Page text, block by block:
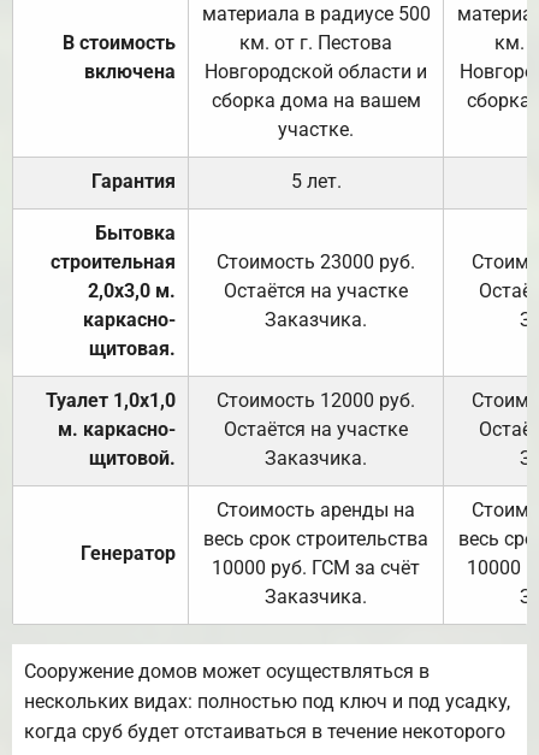
В стоимость
включена
материала в радиусе 500
км. от г. Пестова
Новгородской области и
сборка дома на вашем
участке.
км.
Гарантия 5 лет.
Бытовка
строительная
2,0х3,0 м.
каркасно-
щитовая.
Стоимость 23000 руб.
Остаётся на участке
Заказчика.
Туалет 1,0х1,0
м. каркасно-
щитовой.
Стоимость 12000 руб.
Остаётся на участке
Заказчика.
Генератор
Стоимость аренды на
весь срок строительства
10000 руб. ГСМ за счёт
Заказчика.
весь
10000
Сооружение домов может осуществляться в
нескольких видах: полностью под ключ и под усадку,
когда сруб будет отстаиваться в течение некоторого